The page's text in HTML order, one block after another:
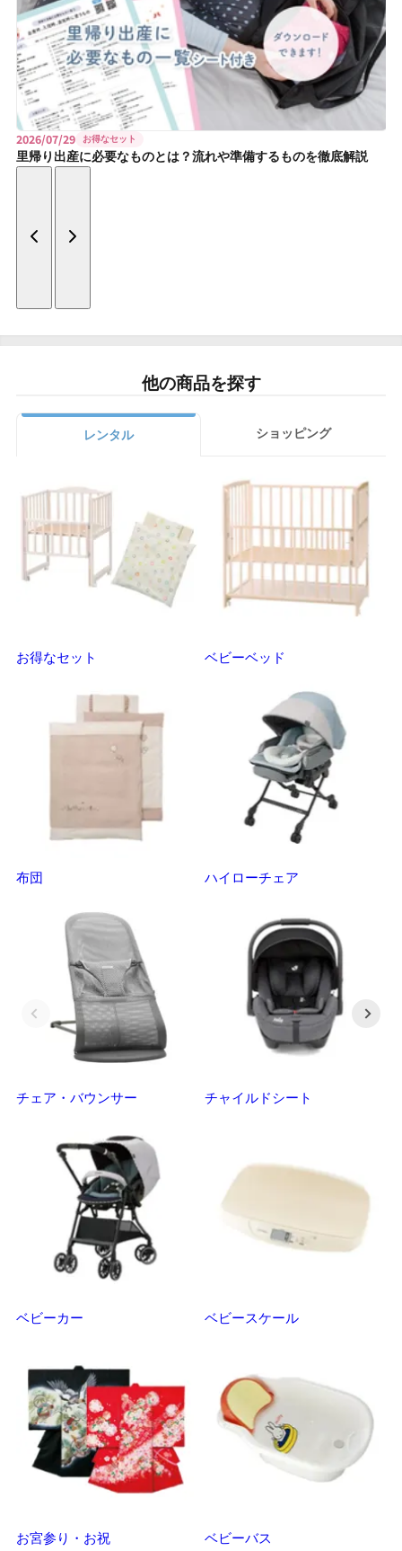
2026/07/29 お得なセット
里帰り出産に必要なものとは？流れや準備するものを徹底解説
他の商品を探す
レンタル ショッピング
お得なセット ベビーベッド
布団 ハイローチェア
チェア・バウンサー チャイルドシート
ベビーカー ベビースケール
お宮参り・お祝 ベビーバス